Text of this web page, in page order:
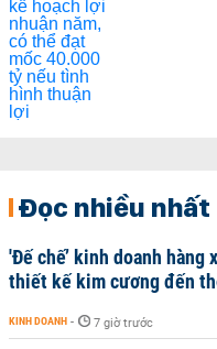
Đọc nhiều nhất
'Đế chế’ kinh doanh hàng
thiết kế kim cương đến
KINH DOANH - 7 giờ trước